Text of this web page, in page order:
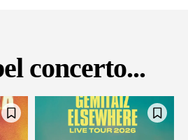
concerto...